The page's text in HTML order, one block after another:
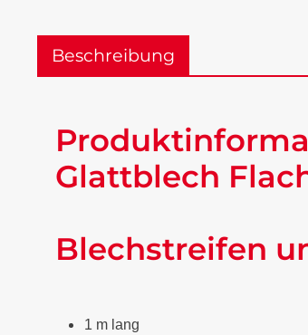
Beschreibung
Glattblech
Blechstreifen
1 m lang